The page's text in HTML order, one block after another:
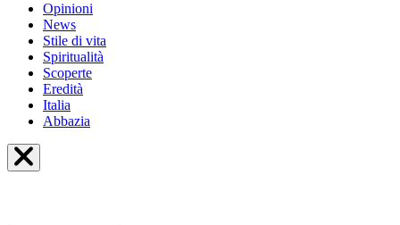
Opinioni
News
Stile di vita
Spiritualità
Scoperte
Eredità
Italia
Abbazia